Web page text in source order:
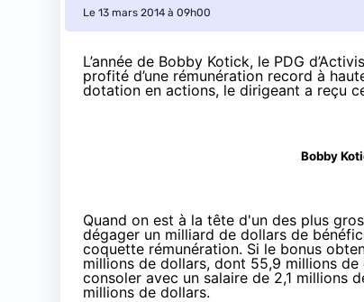
Le 13 mars 2014 à 09h00
L’année de Bobby Kotick, le PDG
profité d’une rémunération record à
dotation en actions, le dirigeant a reçu
Bobby
Quand on est à la tête d'un des plus
dégager un milliard de dollars de
coquette rémunération. Si le bonus
millions de dollars, dont 55,9 millions de
consoler avec un salaire de 2,1 millions
millions de dollars.